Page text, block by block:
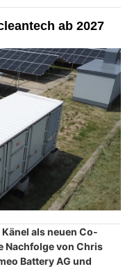
ab 2027
als neuen Co-
Nachfolge von Chris
Battery AG und